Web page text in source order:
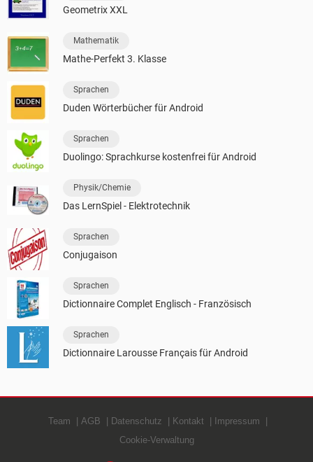
Geometrix XXL
Mathematik
Mathe-Perfekt 3. Klasse
Sprachen
Duden Wörterbücher für Android
Sprachen
Duolingo: Sprachkurse kostenfrei für Android
Physik/Chemie
Das LernSpiel - Elektrotechnik
Sprachen
Conjugaison
Sprachen
Dictionnaire Complet Englisch - Französisch
Sprachen
Dictionnaire Larousse Français für Android
Team AGB Datenschutz Kontakt
Impressum
Cookie-Verwaltung